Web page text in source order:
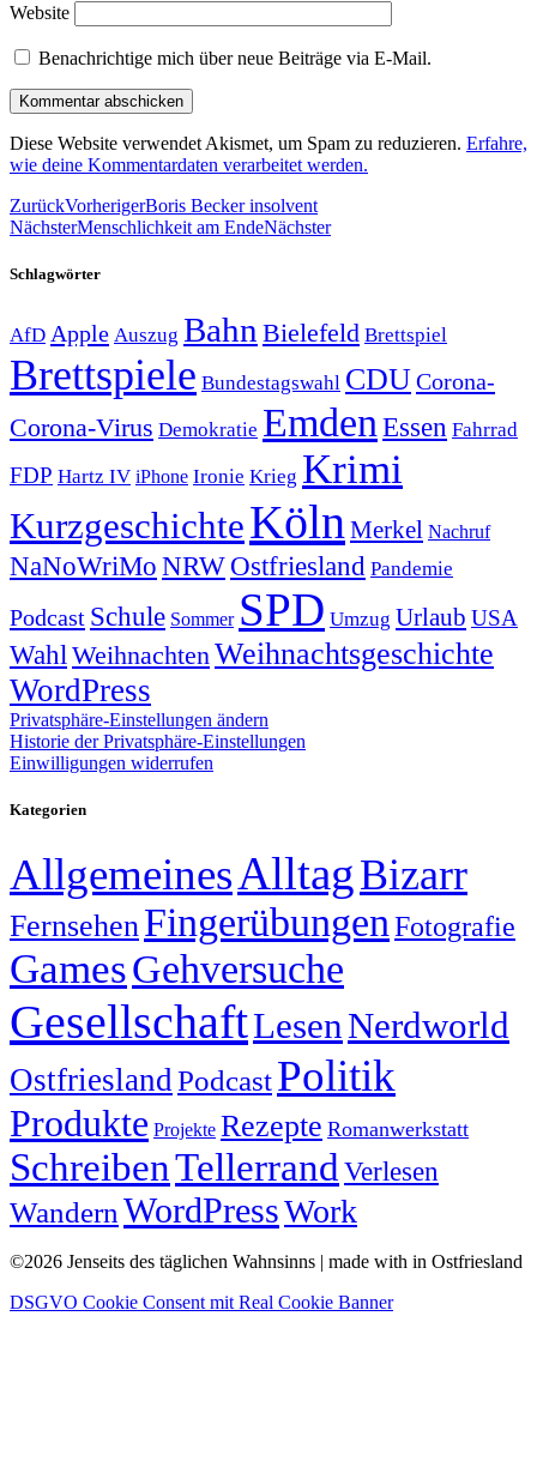
Website
Benachrichtige mich über neue Beiträge via E-Mail.
Diese Website verwendet Akismet, um Spam zu reduzieren. Erfahre,
wie deine Kommentardaten verarbeitet werden.
ZurückVorherigerBoris Becker insolvent
NächsterMenschlichkeit am EndeNächster
Schlagwörter
AfD Apple Auszug Bahn Bielefeld Brettspiel
Brettspiele Bundestagswahl CDUCorona-
Corona-Virus Demokratie Emden Essen Fahrrad
FDP Hartz IV iPhone Ironie Krieg Krimi
KurzgeschichteKölnMerkel Nachruf
NaNoWriMo NRWOstfriesland Pandemie
Podcast Schule Sommer SPD Umzug Urlaub USA
Wahl WeihnachtenWeihnachtsgeschichte
WordPress
Privatsphäre-Einstellungen ändern
Historie der Privatsphäre-Einstellungen
Einwilligungen widerrufen
Kategorien
AllgemeinesAlltagBizarr
FernsehenFingerübungen Fotografie
GamesGehversuche
GesellschaftLesenNerdworld
OstfrieslandPodcastPolitik
Produkte Projekte Rezepte Romanwerkstatt
SchreibenTellerrandVerlesen
Wandern WordPressWork
©2026 Jenseits des täglichen Wahnsinns | made with in Ostfriesland
DSGVO Cookie Consent mit Real Cookie Banner